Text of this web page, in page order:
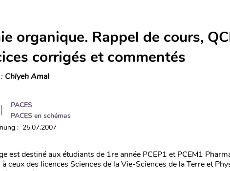
organique. Rappel de cours,
corrigés et commentés
Chlyeh Amal
PACES
PACES en schémas
: 25.07.2007
est destiné aux étudiants de 1re année PCEP1 et PCEM1
à ceux des licences Sciences de la Vie-Sciences de la Terre et